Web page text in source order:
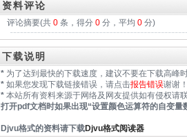
资料评论
评论摘要(共 0 条，得分 0 分，平均 0 分)
下载说明
* 为了达到最快的下载速度，建议不要在下载高峰
* 如果您发现下载链接错误，请点击报告错误谢谢！
* 本站所有资料来源于网络及网友提供如有侵权请
打开pdf文档时如果出现“设置颜色运算符的自变量
Djvu格式的资料请下载Djvu格式阅读器